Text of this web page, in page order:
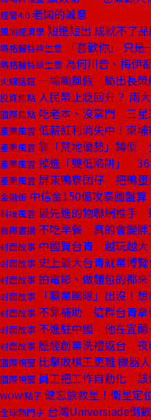
經營4.0 老闆的誠意
風尚經濟學 短進短出 成就不了
瑪格麗特談生意 「喜歡你」 只是
瑪格麗特談生意 為何川普、梅伊
火線話題 一場颱風假 颳出長榮
投資焦點 人民幣止貶回升？ 兩
國際焦點 吃老本、沒掌門 三星
產業風雲 低薪紅利消失中！柬
產業風雲 靠「荒地優勢」轉型
產業風雲 掉進「雙低陷阱」 36
產業風雲 屏東鴨寮囝仔 把鴨蛋
金融街 中信金150億攻泰國盤
科技風雲 最先進的物聯網推手
商周書摘 不吃早餐 真的會變胖
封面故事 中國買台青 越玩越大
封面故事 史上最大台青就業博
封面故事 拍電影、做麵包的都
封面故事 「職業團隊」出沒！
封面故事 不靠補助 這群台青拿
封面故事 不進駐中國 他在宜蘭
封面故事 歷經創業洗禮返台 夜
國際視窗 比擊敗棋王更難 機器
國際視窗 員工把工作自動化 該
WOW!點子 健忘族救星！衛星定
全球熱門字 台灣Universiade倒